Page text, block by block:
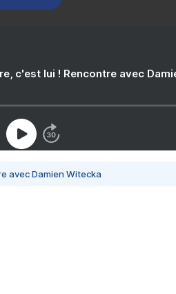
c'est lui ! Rencontre avec
avec Damien Witecka